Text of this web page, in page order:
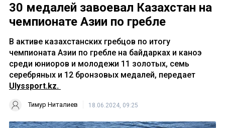
30 медалей завоевал Казахстан на
чемпионате Азии по гребле
В активе казахстанских гребцов по итогу
чемпионата Азии по гребле на байдарках и каноэ
среди юниоров и молодежи 11 золотых, семь
серебряных и 12 бронзовых медалей, передает
Ulyssport.kz.
Тимур Ниталиев 18.06.2024, 09:25